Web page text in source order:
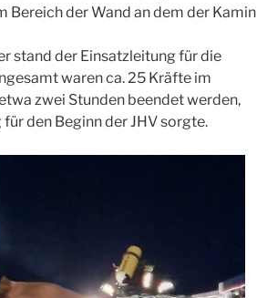
Bereich der Wand an dem der Kamin
stand der Einsatzleitung für die
waren ca. 25 Kräfte im
zwei Stunden beendet werden,
den Beginn der JHV sorgte.